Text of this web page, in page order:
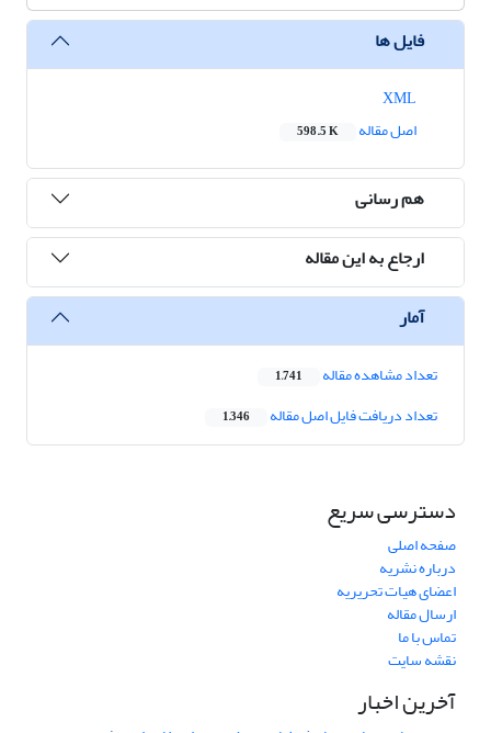
فایل ها
اصل مقاله
598.5 K
هم رسانی
ارجاع به این مقاله
آمار
تعداد مشاهده مقاله 1,741
تعداد دریافت فایل اصل مقاله 1,346
دسترسی سریع
صفحه اصلی
درباره نشریه
اعضای هیات تحریریه
ارسال مقاله
تماس با ما
نقشه سایت
آخرین اخبار